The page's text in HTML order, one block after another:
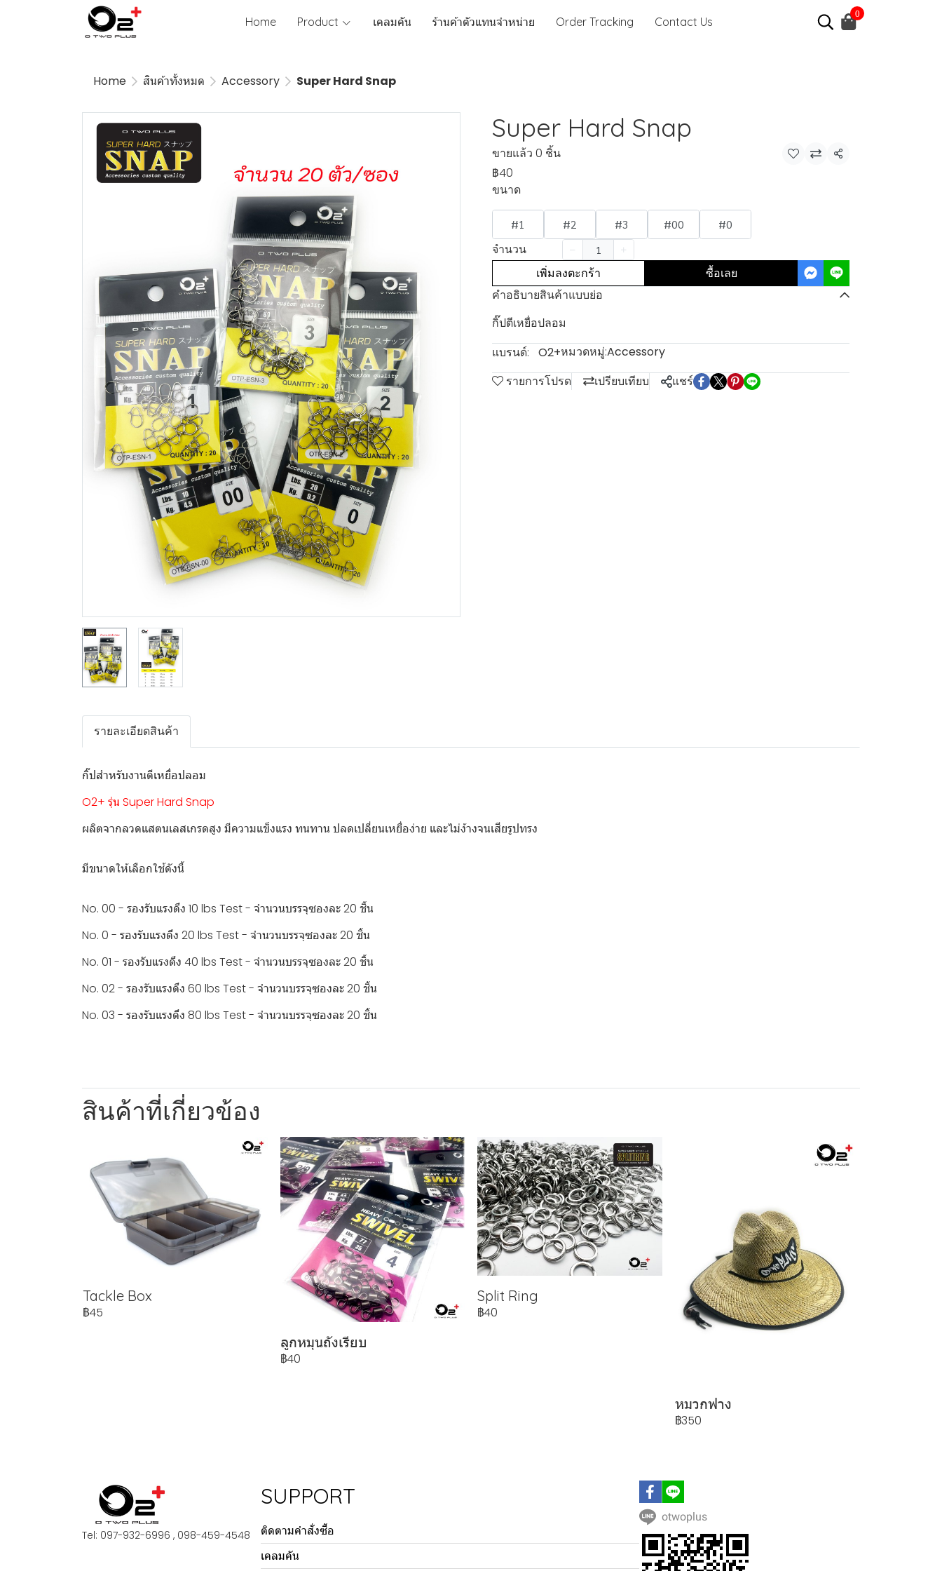
Home Product เคลมคัน ร้านค้าตัวแทนจำหน่าย Order Tracking Contact Us
0
Home สินค้าทั้งหมด Accessory Super Hard Snap
Super Hard Snap
ขายแล้ว 0 ชิ้น แชร์
฿40
ขนาด
#1 #2 #3 #00 #0
จำนวน
เพิ่มลงตะกร้า ซื้อเลย
คำอธิบายสินค้าแบบย่อ
กิ๊ปตีเหยื่อปลอม
แบรนด์:
O2+หมวดหมู่:Accessory
รายการโปรด
เปรียบเทียบ แชร์
รายละเอียดสินค้า
กิ๊ปสำหรับงานตีเหยื่อปลอม
O2+ รุ่น Super Hard Snap
ผลิตจากลวดแสตนเลสเกรดสูง มีความแข็งแรง ทนทาน ปลดเปลี่ยนเหยื่อง่าย และไม่ง้างจนเสียรูปทรง
มีขนาดให้เลือกใช้ดังนี้
No. 00 - รองรับแรงดึง 10 lbs Test - จำนวนบรรจุซองละ 20 ชิ้น
No. 0 - รองรับแรงดึง 20 lbs Test - จำนวนบรรจุซองละ 20 ชิ้น
No. 01 - รองรับแรงดึง 40 lbs Test - จำนวนบรรจุซองละ 20 ชิ้น
No. 02 - รองรับแรงดึง 60 lbs Test - จำนวนบรรจุซองละ 20 ชิ้น
No. 03 - รองรับแรงดึง 80 lbs Test - จำนวนบรรจุซองละ 20 ชิ้น
สินค้าที่เกี่ยวข้อง
Tackle Box
฿45
ลูกหมุนถังเรียบ
฿40
Split Ring
฿40
หมวกฟาง
฿350
Tel: 097-932-6996 , 098-459-4548
SUPPORT
ติดตามคำสั่งซื้อ
เคลมคัน
otwoplus